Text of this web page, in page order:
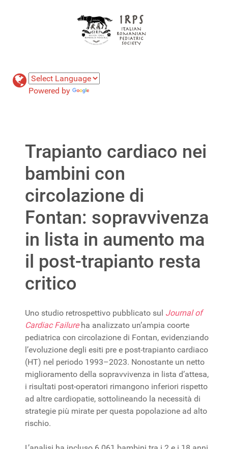
Powered by
Trapianto cardiaco nei
bambini con
circolazione di
Fontan: sopravvivenza
in lista in aumento ma
il post-trapianto resta
critico
Uno studio retrospettivo pubblicato sul Journal of
Cardiac Failureha analizzato un’ampia coorte
pediatrica con circolazione di Fontan, evidenziando
l’evoluzione degli esiti pre e post-trapianto cardiaco
(HT) nel periodo 1993–2023. Nonostante un netto
miglioramento della sopravvivenza in lista d’attesa,
i risultati post-operatori rimangono inferiori rispetto
ad altre cardiopatie, sottolineando la necessità di
strategie più mirate per questa popolazione ad alto
rischio.